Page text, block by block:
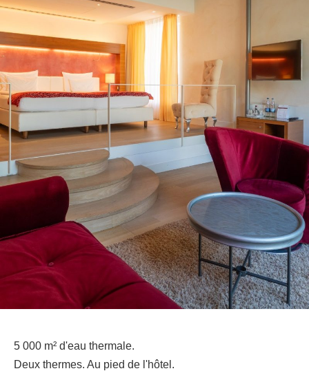
5 000 m² d'eau thermale.
Deux thermes. Au pied de l'hôtel.